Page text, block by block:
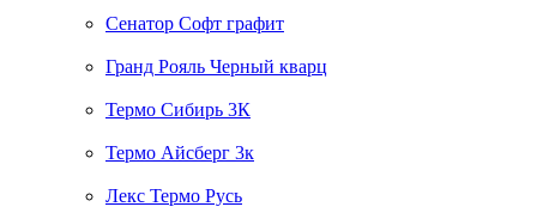
Сенатор Софт графит
Гранд Рояль Черный кварц
Термо Сибирь 3К
Термо Айсберг 3к
Лекс Термо Русь